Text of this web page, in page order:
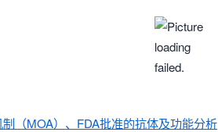
（MOA）、FDA批准的抗体及功能分析